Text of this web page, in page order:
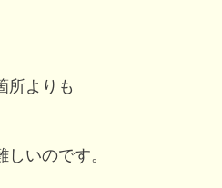
所よりも
いのです。